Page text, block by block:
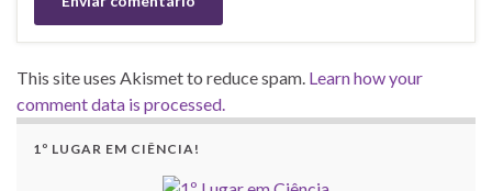
This site uses Akismet to reduce spam. Learn how your
comment data is processed.
1º LUGAR EM CIÊNCIA!